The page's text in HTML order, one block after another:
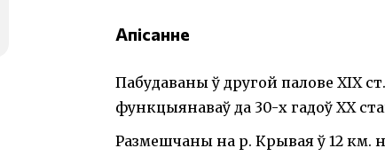
Апісанне
Пабудаваны ў другой палове XIX
функцыянаваў да 30-х гадоў XX
Размешчаны на р. Крывая ў 12 км.